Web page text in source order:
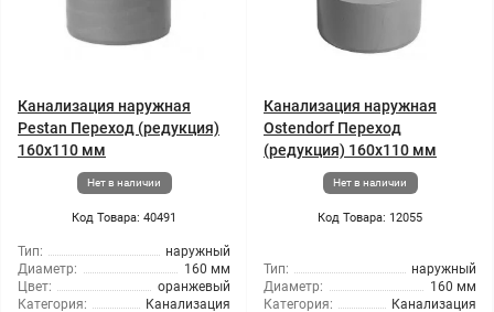
Канализация наружная
Pestan Переход (редукция)
160x110 мм
Нет в наличии
Код Товара: 40491
Тип:
наружный
Диаметр:
160 мм
Цвет:
оранжевый
Категория:
Канализация
Канализация наружная
Ostendorf Переход
(редукция) 160x110 мм
Нет в наличии
Код Товара: 12055
Тип:
наружный
Диаметр:
160 мм
Категория:
Канализация